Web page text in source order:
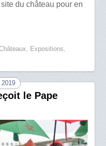
du château pour en
, Expositions,
le Pape